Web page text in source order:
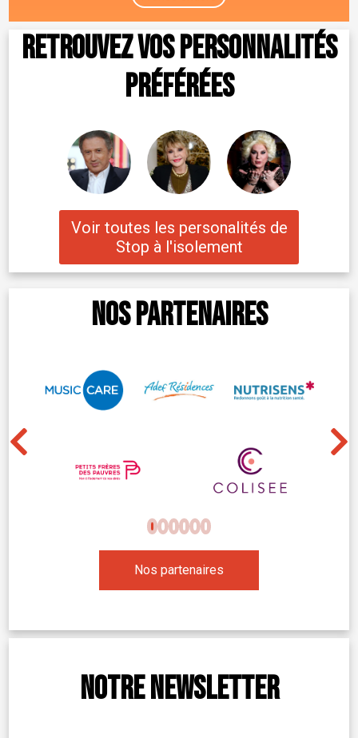
Retrouvez vos personnalités
préférées
Voir toutes les personalités de
Stop à l'isolement
Nos partenaires
Nos partenaires
Notre newsletter